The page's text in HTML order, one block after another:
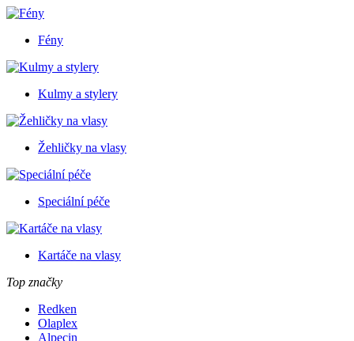
Fény
Kulmy a stylery
Žehličky na vlasy
Speciální péče
Kartáče na vlasy
Top značky
Redken
Olaplex
Alpecin